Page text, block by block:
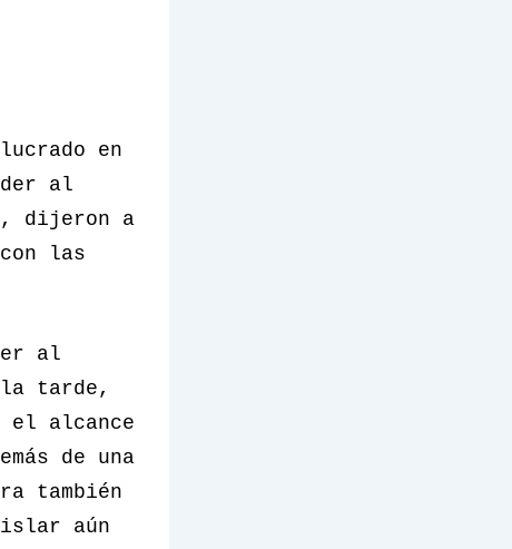
en
al
dijeron a
las
al
tarde,
el alcance
de una
también
aún